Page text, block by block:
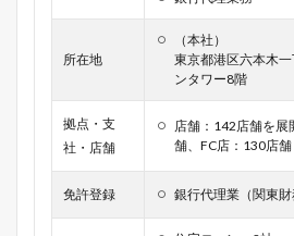
所在地
（本社）
東京都港区六本木
ンタワー8階
拠点・支
社・店舗
店舗：142店舗を
舗、FC店：130店舗
免許登録 銀行代理業（関東